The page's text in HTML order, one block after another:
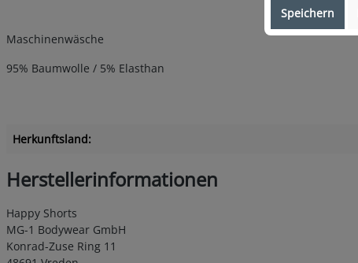
Maschinenwäsche
95% Baumwolle / 5% Elasthan
Herkunftsland:
Herstellerinformationen
Happy Shorts
MG-1 Bodywear GmbH
Konrad-Zuse Ring 11
Speichern